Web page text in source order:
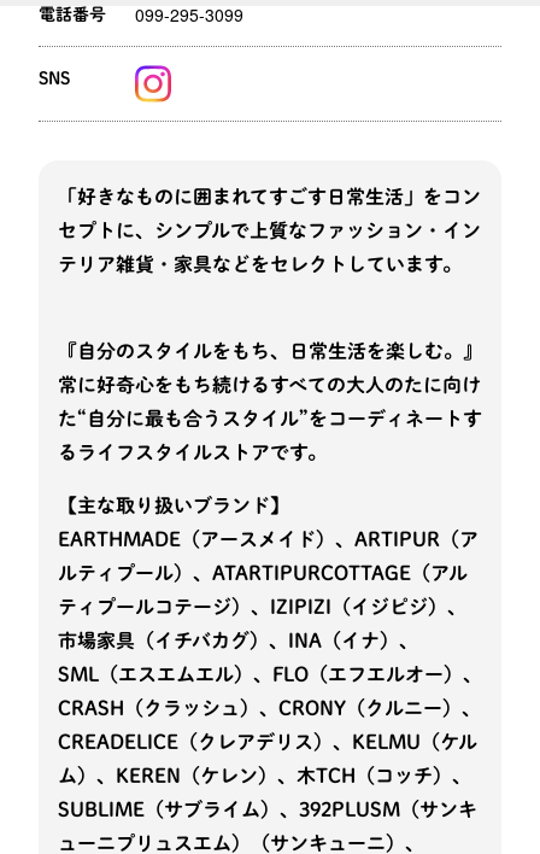
電話番号 099-295-3099
SNS
「好きなものに囲まれてすごす日常生活」をコン
セプトに、シンプルで上質なファッション・イン
テリア雑貨・家具などをセレクトしています。
『自分のスタイルをもち、日常生活を楽しむ。』
常に好奇心をもち続けるすべての大人のたに向け
た“自分に最も合うスタイル”をコーディネートす
るライフスタイルストアです。
【主な取り扱いブランド】
EARTHMADE（アースメイド）、ARTIPUR（ア
ルティプール）、ATARTIPURCOTTAGE（アル
ティプールコテージ）、IZIPIZI（イジピジ）、
市場家具（イチバカグ）、INA（イナ）、
SML（エスエムエル）、FLO（エフエルオー）、
CRASH（クラッシュ）、CRONY（クルニー）、
CREADELICE（クレアデリス）、KELMU（ケル
ム）、KEREN（ケレン）、木TCH（コッチ）、
SUBLIME（サブライム）、392PLUSM（サンキ
ューニプリュスエム）（サンキューニ）、